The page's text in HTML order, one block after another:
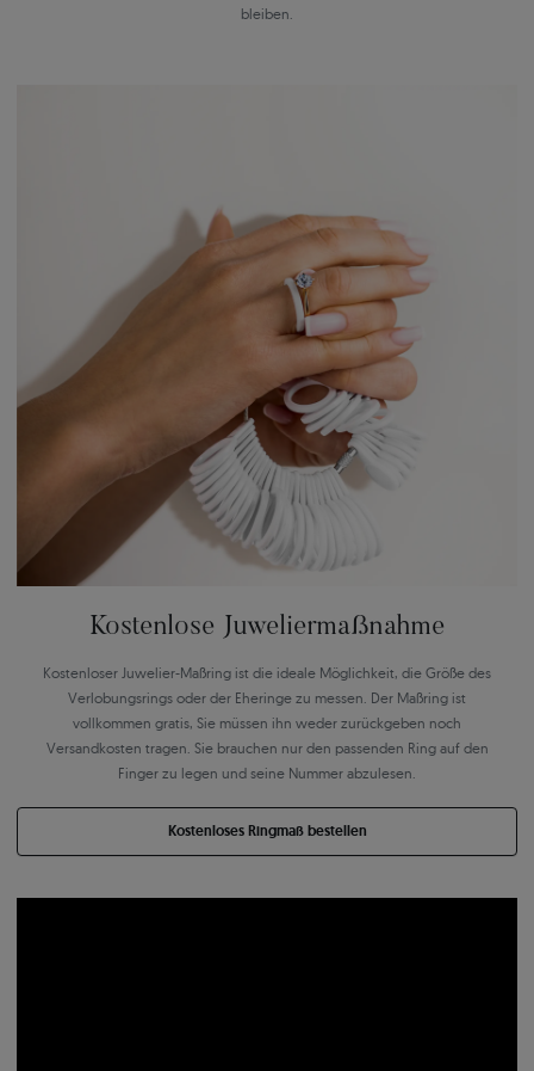
bleiben.
Kostenlose Juweliermaßnahme
Kostenloser Juwelier-Maßring ist die ideale Möglichkeit, die Größe des
Verlobungsrings oder der Eheringe zu messen. Der Maßring ist
vollkommen gratis, Sie müssen ihn weder zurückgeben noch
Versandkosten tragen. Sie brauchen nur den passenden Ring auf den
Finger zu legen und seine Nummer abzulesen.
Kostenloses Ringmaß bestellen